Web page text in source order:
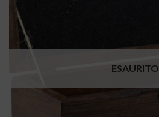
ESAURITO